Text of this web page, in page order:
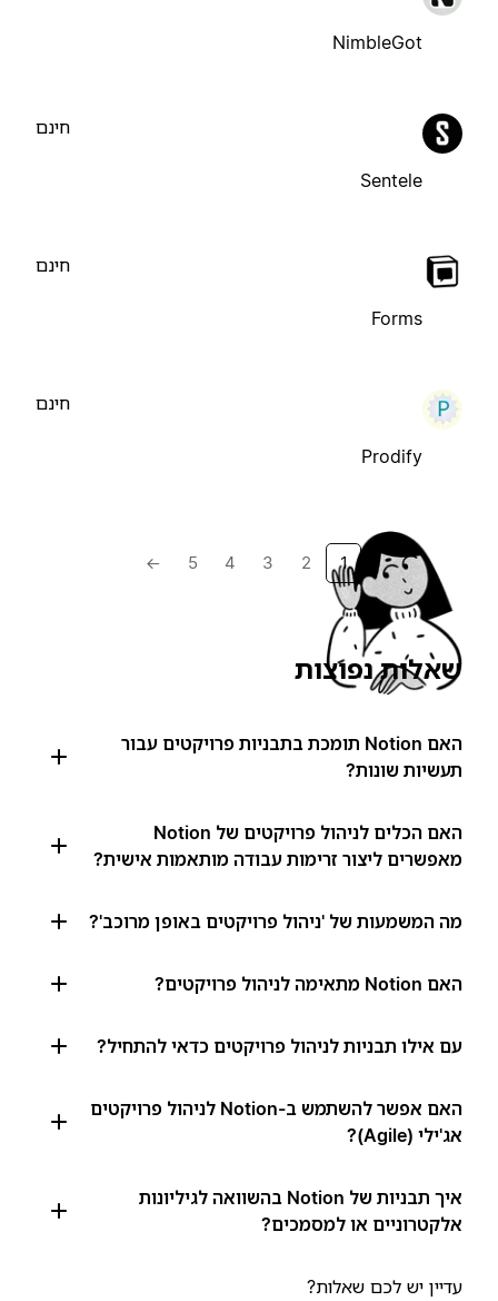
NimbleGot
Sentele
חינם
Forms
חינם
Prodify
חינם
1
2
3
4
5
→
שאלות נפוצות
האם Notion תומכת בתבניות פרויקטים עבור
תעשיות שונות?
האם הכלים לניהול פרויקטים של Notion
מאפשרים ליצור זרימות עבודה מותאמות אישית?
מה המשמעות של 'ניהול פרויקטים באופן מרוכב'?
האם Notion מתאימה לניהול פרויקטים?
עם אילו תבניות לניהול פרויקטים כדאי להתחיל?
האם אפשר להשתמש ב-Notion לניהול פרויקטים
אג'ילי (Agile)?
איך תבניות של Notion בהשוואה לגיליונות
אלקטרוניים או למסמכים?
עדיין יש לכם שאלות?